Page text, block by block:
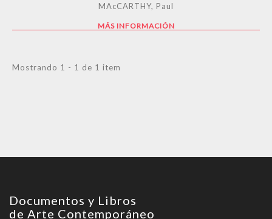
MAcCARTHY, Paul
MÁS INFORMACIÓN
Mostrando 1 - 1 de 1 item
Documentos y Libros
de Arte Contemporáneo